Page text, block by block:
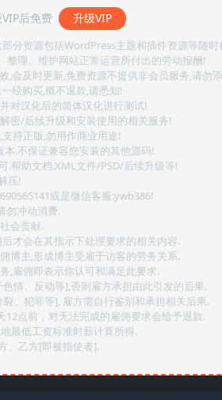
后免费 升级VIP
分资源包括WordPress主题和插件资源等随时
整理、维护网站正常运营所付出的劳动报酬!
,会及时更新,免费资源不提供非会员服务,请勿
经购买,概不退款,请悉知!
对汉化后的简体汉化进行测试!
密/后续升级和安装使用的相关服务!
持正版,勿用作商业用途!
.不保证兼容您安装的其他源码!
.帮助文档.XML文件/PSD/后续升级等!
压!
或是微信客服:ywb386!
勿冲动消费.
会贡献.
才会在其指示下处理要求的相关内容.
博主,形成博主受雇于访客的劳务关系.
,雇佣即表示你认可和满足此要求.
情、反动等],否则雇方承担由此引发的后果.
、犯罪等], 雇方需自行鉴别和承担相关后果.
点前，对无法完成的雇佣要求会给予退款.
最低工资标准时薪计算所得.
、乙方[即被指使者].